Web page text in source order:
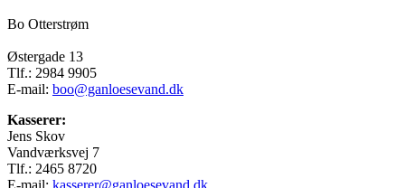
Bo Otterstrøm
Østergade 13
Tlf.: 2984 9905
E-mail: boo@ganloesevand.dk
Kasserer:
Jens Skov
Vandværksvej 7
Tlf.: 2465 8720
E-mail: kasserer@ganloesevand.dk